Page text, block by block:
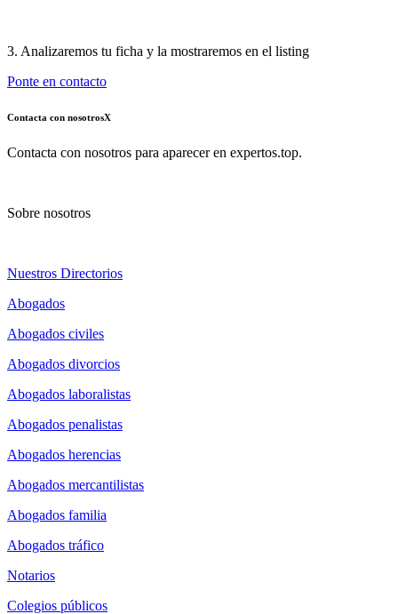
3. Analizaremos tu ficha y la mostraremos en el listing
Ponte en contacto
Contacta con nosotrosX
Contacta con nosotros para aparecer en expertos.top.
Sobre nosotros
Nuestros Directorios
Abogados
Abogados civiles
Abogados divorcios
Abogados laboralistas
Abogados penalistas
Abogados herencias
Abogados mercantilistas
Abogados familia
Abogados tráfico
Notarios
Colegios públicos